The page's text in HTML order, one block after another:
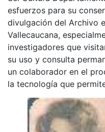
esfuerzos para su
divulgación del Archivo
Vallecaucana,
investigadores que
su uso y consulta
un colaborador en el
la tecnología que